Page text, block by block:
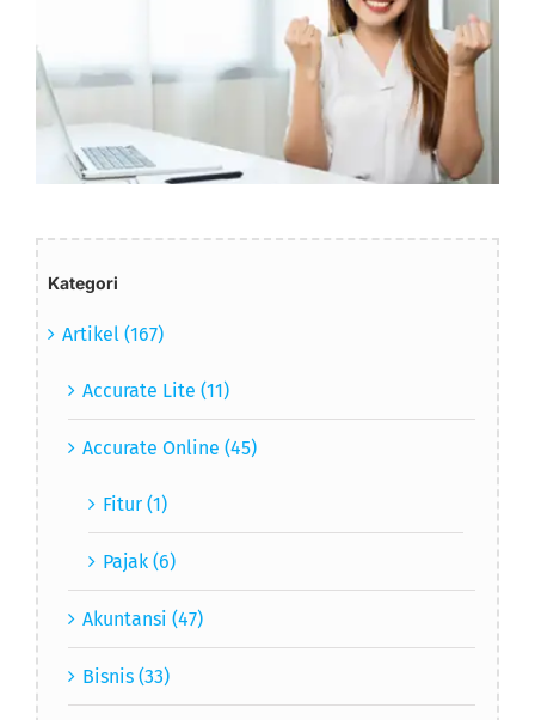
Kategori
Artikel (167)
Accurate Lite (11)
Accurate Online (45)
Fitur (1)
Pajak (6)
Akuntansi (47)
Bisnis (33)